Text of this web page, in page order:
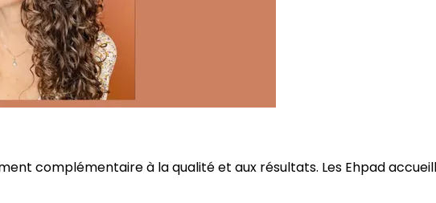
complémentaire à la qualité et aux résultats. Les Ehpad